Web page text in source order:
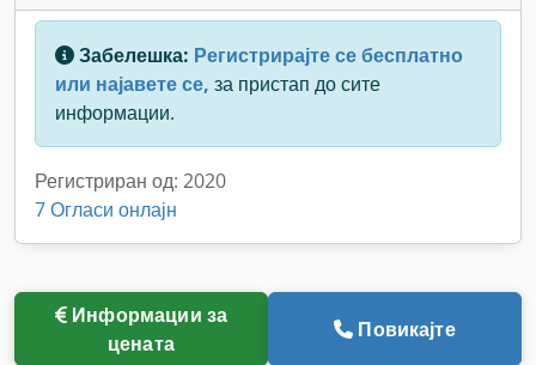
Забелешка: Регистрирајте се бесплатно
или најавете се, за пристап до сите
информации.
Регистриран од: 2020
7 Огласи онлајн
Информации за
цената
Повикајте